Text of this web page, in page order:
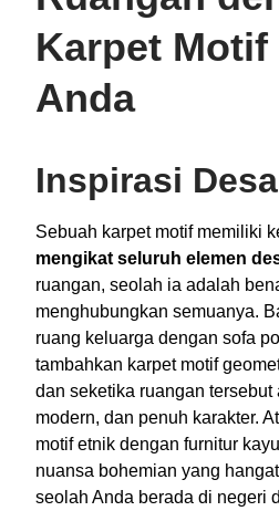
Karpet Motif
Anda
Inspirasi
Sebuah karpet motif memiliki
mengikat seluruh elemen
ruangan, seolah ia adalah
menghubungkan semuanya.
ruang keluarga dengan sofa
tambahkan karpet motif
dan seketika ruangan tersebut
modern, dan penuh karakter.
motif etnik dengan furnitur
nuansa bohemian yang
seolah Anda berada di negeri